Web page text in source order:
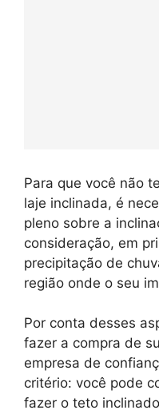
Para que você não
laje inclinada, é
pleno sobre a
consideração, em
precipitação de
região onde o seu
Por conta desses
fazer a compra de
empresa de
critério: você pode
fazer o teto